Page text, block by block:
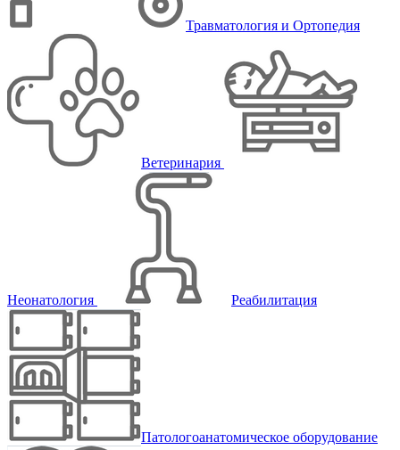
Травматология и Ортопедия
Ветеринария
Неонатология Реабилитация
Патологоанатомическое оборудование